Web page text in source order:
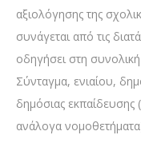
αξιολόγησης της
συνάγεται από τις
οδηγήσει στη
Σύνταγμα, ενιαίου,
δημόσιας εκπαίδευσης
ανάλογα